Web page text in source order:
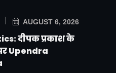
AUGUST 6, 2026
दीपक प्रकाश के
Upendra